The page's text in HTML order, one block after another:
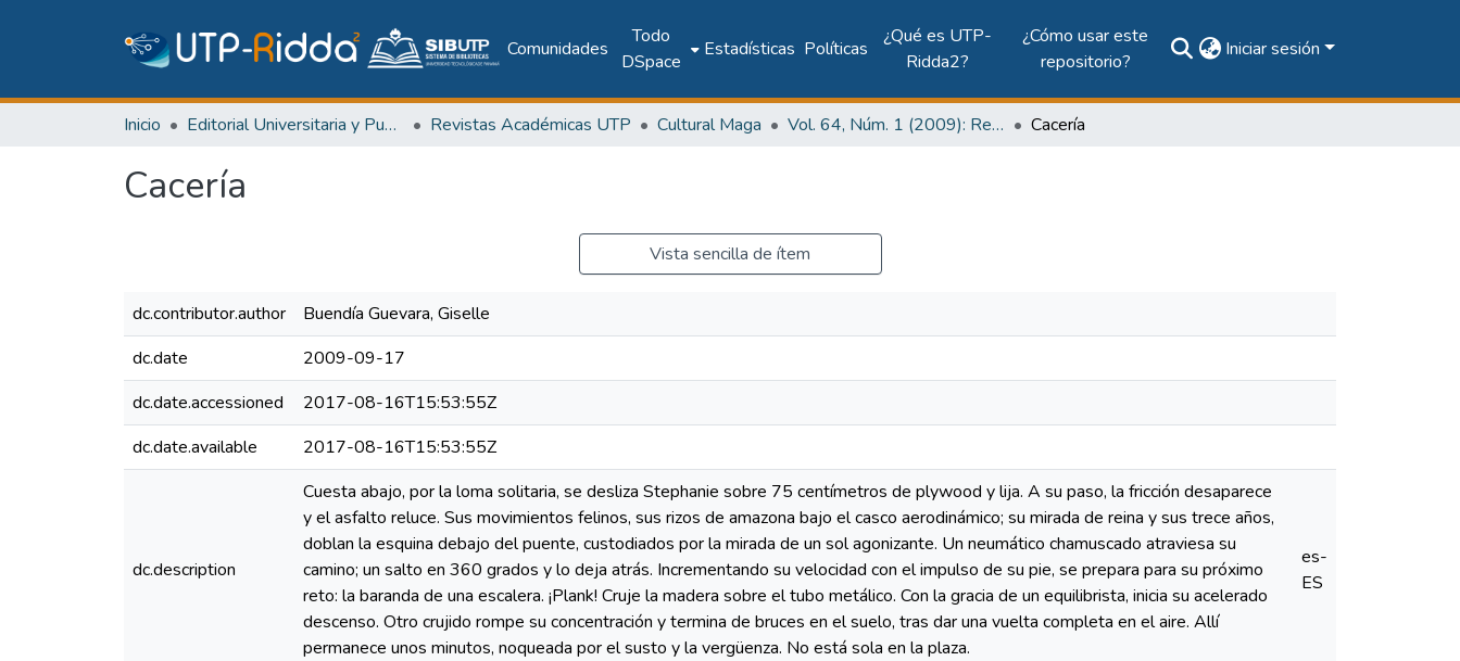
Comunidades
Todo
DSpace
Estadísticas Políticas
¿Qué es UTP-
Ridda2?
¿Cómo usar este
repositorio?
Iniciar sesión
Inicio Editorial Universitaria y Publicaciones Seriadas Revistas Académicas UTP Cultural Maga Vol. 64, Núm. 1 (2009): Revista Maga Cacería
Cacería
Vista sencilla de ítem
dc.contributor.author
Buendía Guevara, Giselle
dc.date
2009-09-17
dc.date.accessioned
2017-08-16T15:53:55Z
dc.date.available
2017-08-16T15:53:55Z
dc.description
Cuesta abajo, por la loma solitaria, se desliza Stephanie sobre 75 centímetros de plywood y lija. A su paso, la fricción desaparece
y el asfalto reluce. Sus movimientos felinos, sus rizos de amazona bajo el casco aerodinámico; su mirada de reina y sus trece años,
doblan la esquina debajo del puente, custodiados por la mirada de un sol agonizante. Un neumático chamuscado atraviesa su
camino; un salto en 360 grados y lo deja atrás. Incrementando su velocidad con el impulso de su pie, se prepara para su próximo
reto: la baranda de una escalera. ¡Plank! Cruje la madera sobre el tubo metálico. Con la gracia de un equilibrista, inicia su acelerado
descenso. Otro crujido rompe su concentración y termina de bruces en el suelo, tras dar una vuelta completa en el aire. Allí
permanece unos minutos, noqueada por el susto y la vergüenza. No está sola en la plaza.
es-
ES